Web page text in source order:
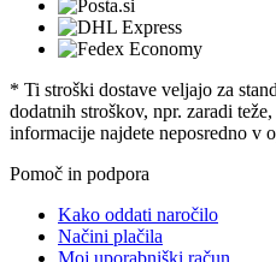
* Ti stroški dostave veljajo za
dodatnih stroškov, npr. zaradi
informacije najdete neposredno v
Pomoč in podpora
Kako oddati naročilo
Načini plačila
Moj uporabniški račun